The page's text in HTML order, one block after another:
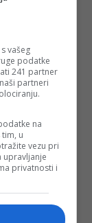
zapanjujućih
je njegova
grupne
u sudijskoj
iFacebook
vašeg
podatke
241 partner
partneri
na
u
vezu pri
upravljanje
privatnosti i